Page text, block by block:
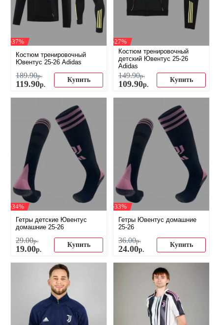
-37%
Костюм тренировочный
Ювентус 25-26 Adidas
189.90р.
119.90р.
Купить
-27%
Костюм тренировочный
детский Ювентус 25-26
Adidas
149.90р.
109.90р.
Купить
-34%
Гетры детские Ювентус
домашние 25-26
29.00р.
19.00р.
Купить
-33%
Гетры Ювентус домашние
25-26
36.00р.
24.00р.
Купить